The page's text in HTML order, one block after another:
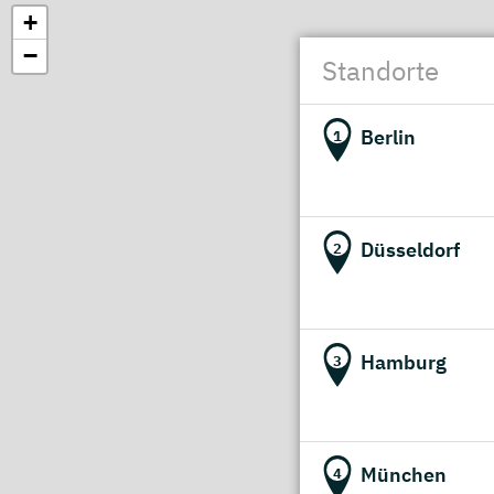
Standorte
1 Berlin
2 Düsseldorf
3 Hamburg
4 München
+
−